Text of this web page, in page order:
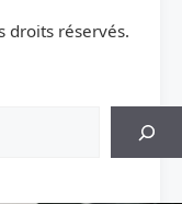
droits réservés.